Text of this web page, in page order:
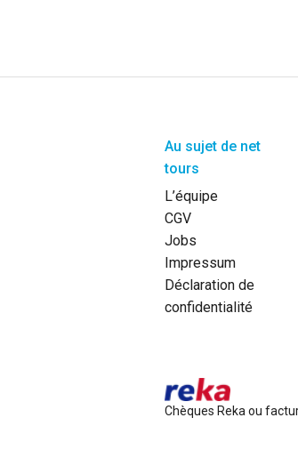
Au sujet de net
tours
L’équipe
CGV
Jobs
Impressum
Déclaration de
confidentialité
Chèques Reka ou